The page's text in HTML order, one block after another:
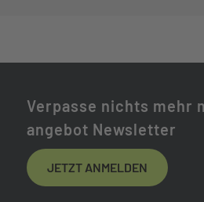
Verpasse nichts mehr
angebot Newsletter
JETZT ANMELDEN